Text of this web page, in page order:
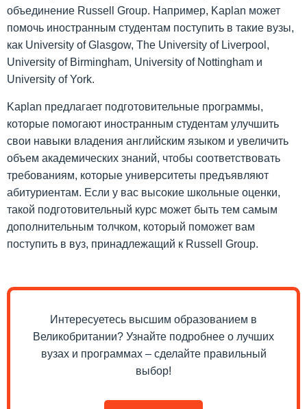
объединение Russell Group. Например, Kaplan может
помочь иностранным студентам поступить в такие вузы,
как University of Glasgow, The University of Liverpool,
University of Birmingham, University of Nottingham и
University of York.
Kaplan предлагает подготовительные программы,
которые помогают иностранным студентам улучшить
свои навыки владения английским языком и увеличить
объем академических знаний, чтобы соответствовать
требованиям, которые университеты предъявляют
абитуриентам. Если у вас высокие школьные оценки,
такой подготовительный курс может быть тем самым
дополнительным толчком, который поможет вам
поступить в вуз, принадлежащий к Russell Group.
Интересуетесь высшим образованием в
Великобритании? Узнайте подробнее о лучших
вузах и программах – сделайте правильный
выбор!